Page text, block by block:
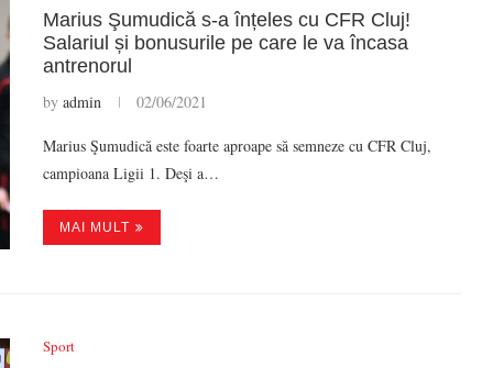
Marius Şumudică s-a înțeles cu CFR Cluj!
Salariul și bonusurile pe care le va încasa
antrenorul
by admin 02/06/2021
Marius Şumudică este foarte aproape să semneze cu CFR Cluj,
campioana Ligii 1. Deşi a…
MAI MULT
Sport